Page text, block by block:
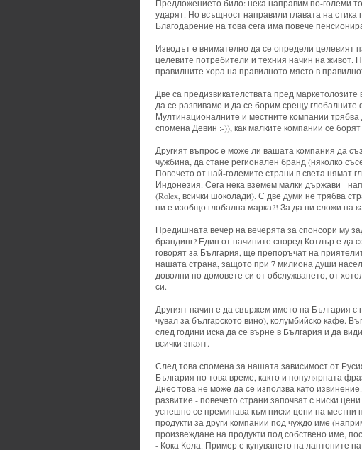
Предложението било: нека направим по-големи
ударят. Но всъщност направили главата на
Благодарение на това сега има повече
Изводът е внимателно да се определи целевият
целевите потребители и техния начин на живот.
правилните хора на правилното място в
Две са предизвикателствата пред
да се развиваме и да се борим срещу глобалните
Мултинационалните и местните компании
спомена Девин :-)), как малките компании се борят
Другият въпрос е може ли вашата компания да
чужбина, да стане регионален бранд (няколко
Повечето от най-големите страни в света нямат
Индонезия. Сега нека вземем малки държави -
(Rolex, всички шоколади). С две думи не трябва
ни е изобщо глобална марка?! За да ни сложи на
Предишната вечер на вечерята за спонсори му
брандинг? Един от начините според Котлър е да
говорят за България, ще препоръчат на
нашата страна, защото при 7 милиона души
доволни по домовете си от обслужването, от
си.
Другият начин е да свържем името на България с
чувал за българското вино), колумбийско кафе.
след години иска да се върне в България и да
всички знаят.
След това спомена за нашата зависимост от
България по това време, както и популярната
Днес това не може да се използва като
развитие - повечето страни започват с ниски
успешно се преминава към ниски цени на местни
продукти за други компании под чуждо име
произвеждане на продукти под собствено име,
- Кока Кола. Пример е купуването на лаптопите